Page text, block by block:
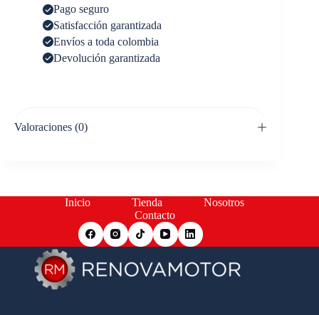
Pago seguro
Satisfacción garantizada
Envíos a toda colombia
Devolución garantizada
Valoraciones (0)
Inicio Tienda
Nosotros
Contacto